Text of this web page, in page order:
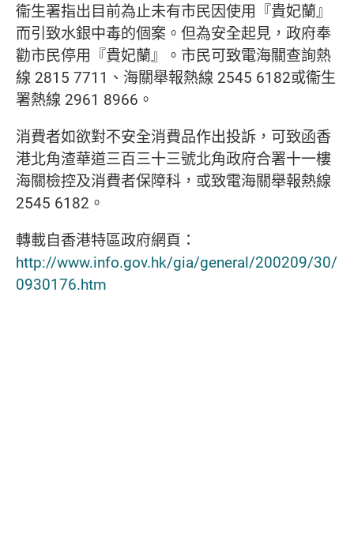
衞生署指出目前為止未有市民因使用『貴妃蘭』
而引致水銀中毒的個案。但為安全起見，政府奉
勸市民停用『貴妃蘭』。市民可致電海關查詢熱
線 2815 7711、海關舉報熱線 2545 6182或衞生
署熱線 2961 8966。
消費者如欲對不安全消費品作出投訴，可致函香
港北角渣華道三百三十三號北角政府合署十一樓
海關檢控及消費者保障科，或致電海關舉報熱線
2545 6182。
轉載自香港特區政府網頁：
http://www.info.gov.hk/gia/general/200209/30/
0930176.htm